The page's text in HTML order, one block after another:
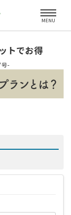
MENU
トでお得
-